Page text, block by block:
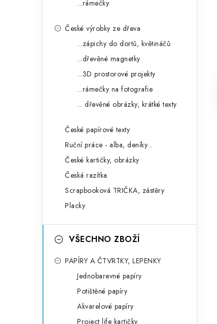
...rámečky
České výrobky ze dřeva
...zápichy do dortů, květináčů
...dřevěné magnetky
...3D prostorové projekty
...rámečky na fotografie
... dřevěné obrázky, krátké texty
České papírové texty
Ruční práce - alba, deníky...
České kartičky, obrázky
Česká razítka
Scrapbooková TRIČKA, zástěry
Placky
VŠECHNO ZBOŽÍ
PAPÍRY A ČTVRTKY, LEPENKY
Jednobarevné papíry
Potištěné papíry
Akvarelové papíry
Project life kartičky